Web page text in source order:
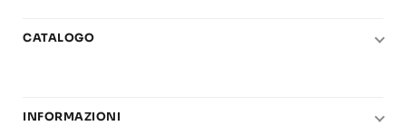
CATALOGO
Chitarra
INFORMAZIONI